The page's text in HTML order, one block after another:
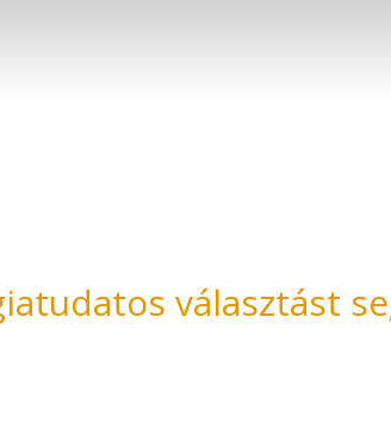
választást